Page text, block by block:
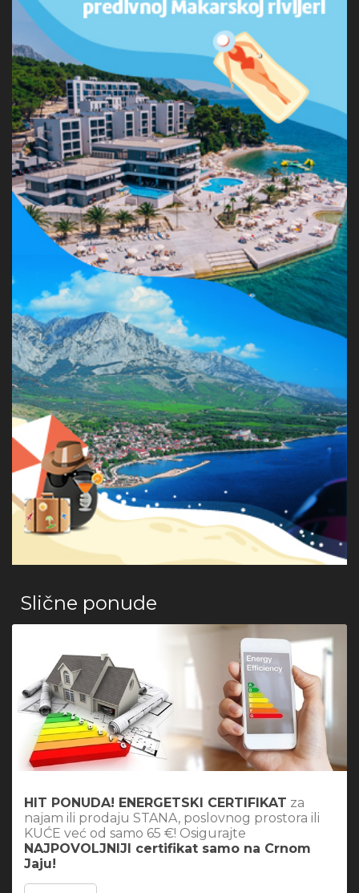
Slične ponude
HIT PONUDA! ENERGETSKI CERTIFIKAT za
najam ili prodaju STANA, poslovnog prostora ili
KUĆE već od samo 65 €! Osigurajte
NAJPOVOLJNIJI certifikat samo na Crnom
Jaju!